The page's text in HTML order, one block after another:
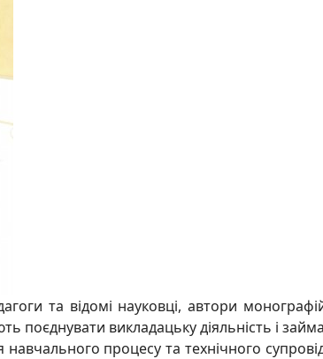
та відомі науковці, автори
поєднувати викладацьку діяльність і
процесу та технічного